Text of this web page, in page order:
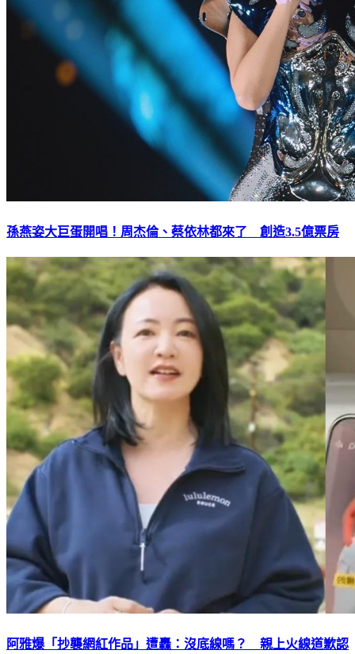
孫燕姿大巨蛋開唱！周杰倫、蔡依林都來了 創造3.5億票房
阿雅爆「抄襲網紅作品」遭轟：沒底線嗎？ 親上火線道歉認